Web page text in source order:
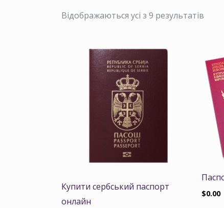
Відображаються усі з 9 результатів
Купити сербський паспорт
онлайн
$0.00